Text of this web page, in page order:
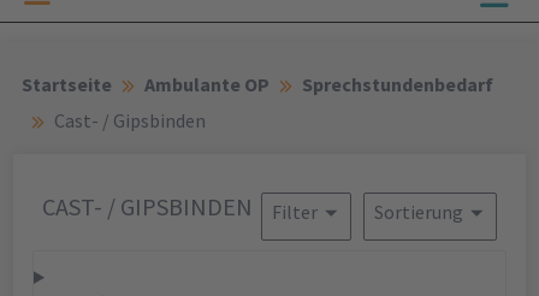
Startseite Ambulante OP
Sprechstundenbedarf
Cast- / Gipsbinden
CAST- / GIPSBINDEN Sortierung
Filter